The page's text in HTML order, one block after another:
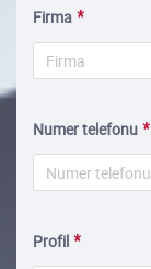
Firma
Numer telefonu
Profil